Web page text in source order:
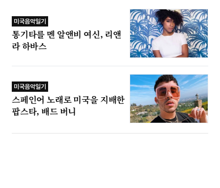
미국음악일기
통기타를 멘 알앤비 여신, 리앤
라 하바스
미국음악일기
스페인어 노래로 미국을 지배한
팝스타, 배드 버니